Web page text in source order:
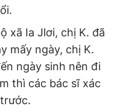
xã Ia Jlơi, chị K. đã
mấy ngày, chị K.
ngày sinh nên đi
thì các bác sĩ xác